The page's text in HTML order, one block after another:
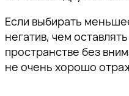
Если выбирать
негатив, чем
пространстве без
не очень хорошо